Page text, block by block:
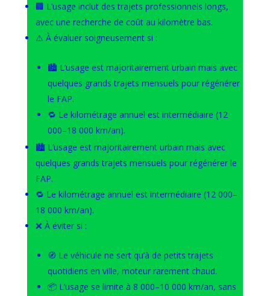
🏢 L’usage inclut des trajets professionnels longs,
avec une recherche de coût au kilomètre bas.
⚠️ À évaluer soigneusement si :
🏙️ L’usage est majoritairement urbain mais avec
quelques grands trajets mensuels pour régénérer
le FAP.
🔁 Le kilométrage annuel est intermédiaire (12
000–18 000 km/an).
🏙️ L’usage est majoritairement urbain mais avec
quelques grands trajets mensuels pour régénérer le
FAP.
🔁 Le kilométrage annuel est intermédiaire (12 000–
18 000 km/an).
❌ À éviter si :
🧭 Le véhicule ne sert qu’à de petits trajets
quotidiens en ville, moteur rarement chaud.
📦 L’usage se limite à 8 000–10 000 km/an, sans